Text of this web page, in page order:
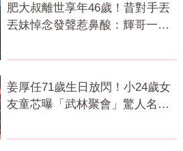
肥大叔離世享年46歲！昔對手丟
丟妹悼念發聲惹鼻酸：輝哥一路
姜厚任71歲生日放閃！小24歲女
友童芯曝「武林聚會」驚人名單